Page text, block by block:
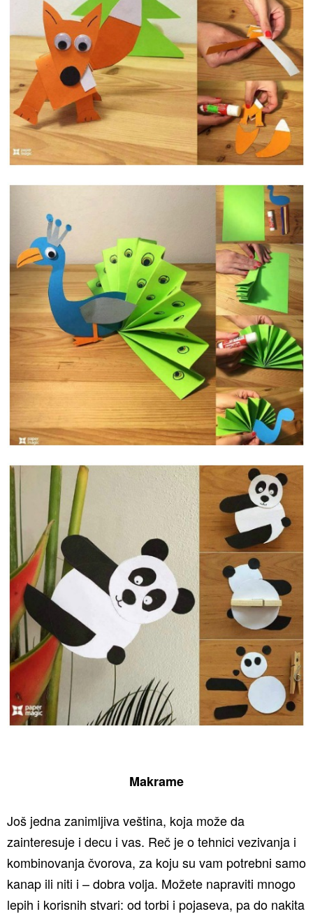
Makrame
Još jedna zanimljiva veština, koja može da
zainteresuje i decu i vas. Reč je o tehnici vezivanja i
kombinovanja čvorova, za koju su vam potrebni samo
kanap ili niti i – dobra volja. Možete napraviti mnogo
lepih i korisnih stvari: od torbi i pojaseva, pa do nakita